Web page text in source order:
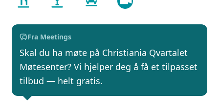
Fra Meetings
Skal du ha møte på Christiania Qvartalet
Møtesenter? Vi hjelper deg å få et tilpasset
tilbud — helt gratis.